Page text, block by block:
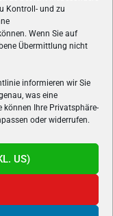
Kontroll- und zu
Wenn Sie auf
Übermittlung nicht
informieren wir Sie
was eine
können Ihre Privatsphäre-
oder widerrufen.
US)
aktuelle News,
Gaming-
e-Sport's.